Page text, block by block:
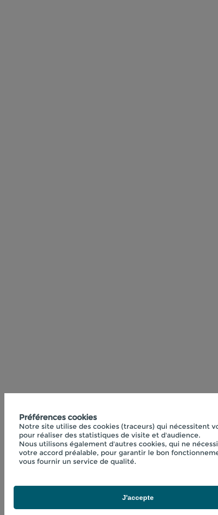
Préférences cookies
Notre site utilise des cookies (traceurs) qui nécessitent
pour réaliser des statistiques de visite et d'audience.
Nous utilisons également d'autres cookies, qui ne
votre accord préalable, pour garantir le bon
vous fournir un service de qualité.
J'accepte